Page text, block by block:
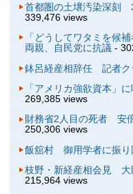
首都圏の土壌汚染深刻
339,476 views
「どうしてワタミを候
両親、自民党に抗議-
鉢呂経産相辞任 記者ク
「アメリカ強欲資本」
269,385 views
財務省2人目の死者 安
250,306 views
飯舘村 御用学者に振り
枝野・新経産相会見 大
215,964 views